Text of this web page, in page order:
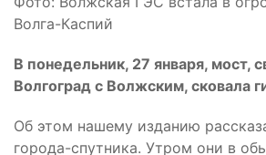
Волга-Каспий
В понедельник, 27 января, мост,
Волгоград с Волжским, сковала
Об этом нашему изданию
города-спутника. Утром они в